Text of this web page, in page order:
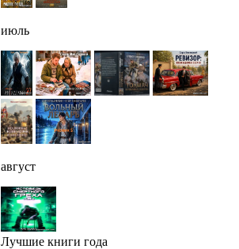
июль
август
Лучшие книги года